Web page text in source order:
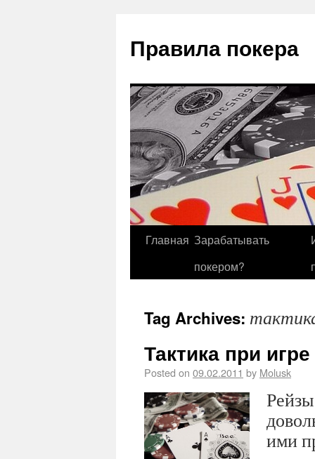
Правила покера
Главная Зарабатывать
покером?
Tag Archives:
Тактика при
Posted on 09.02.2011 by Molusk
ими